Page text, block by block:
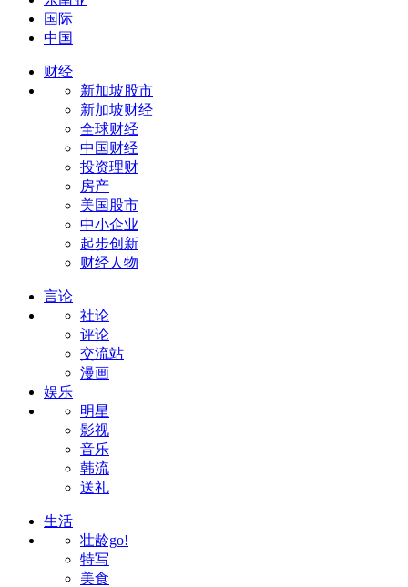
国际
中国
财经
新加坡股市
新加坡财经
全球财经
中国财经
投资理财
房产
美国股市
中小企业
起步创新
财经人物
言论
社论
评论
交流站
漫画
娱乐
明星
影视
音乐
韩流
送礼
生活
壮龄go!
特写
美食